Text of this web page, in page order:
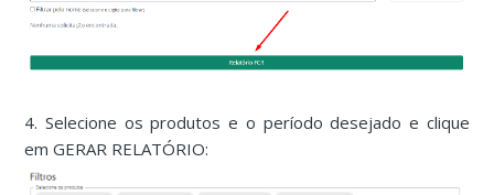
4. Selecione os produtos e o período desejado e clique
em GERAR RELATÓRIO: